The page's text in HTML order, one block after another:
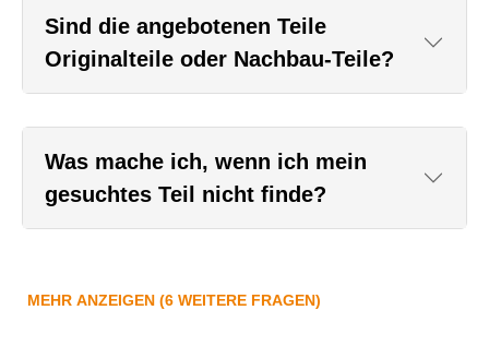
Sind die angebotenen Teile
Originalteile oder Nachbau-Teile?
Was mache ich, wenn ich mein
gesuchtes Teil nicht finde?
MEHR ANZEIGEN (6 WEITERE FRAGEN)